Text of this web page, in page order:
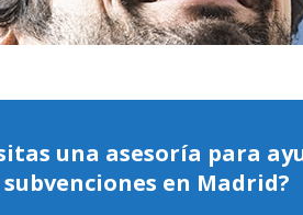
una asesoría para
subvenciones en Madrid?